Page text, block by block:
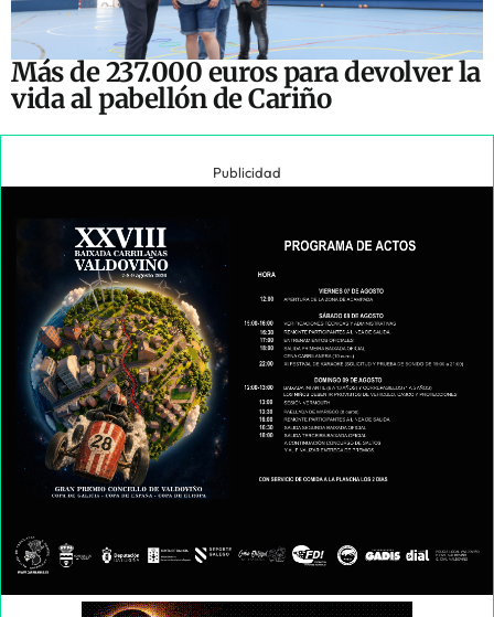
Más de 237.000 euros para devolver la
vida al pabellón de Cariño
Publicidad